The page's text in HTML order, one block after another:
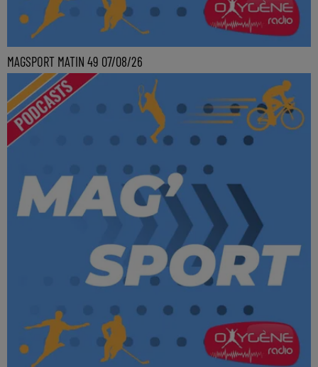
MAGSPORT MATIN 49 07/08/26